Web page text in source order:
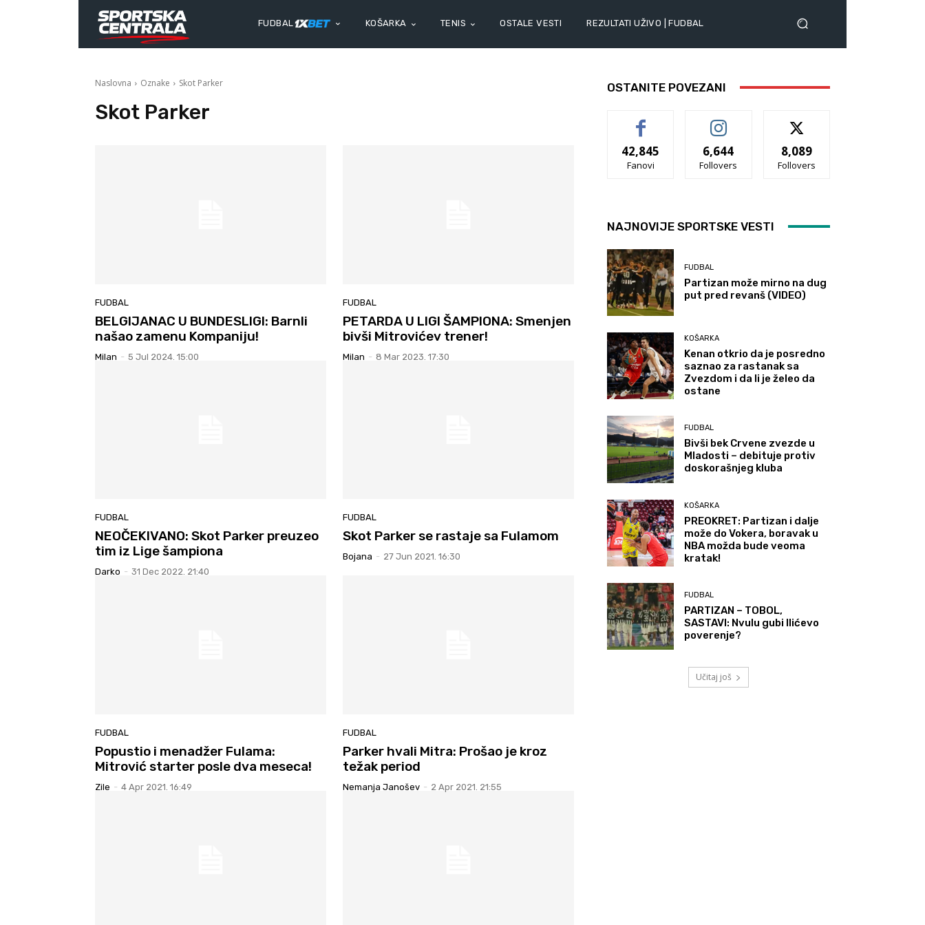
FUDBAL KOŠARKA TENIS OSTALE VESTI REZULTATI UŽIVO | FUDBAL
Naslovna Oznake Skot Parker
Skot Parker
FUDBAL
BELGIJANAC U BUNDESLIGI: Barnli
našao zamenu Kompaniju!
Milan - 5 Jul 2024. 15:00
FUDBAL
PETARDA U LIGI ŠAMPIONA: Smenjen
bivši Mitrovićev trener!
Milan - 8 Mar 2023. 17:30
FUDBAL
NEOČEKIVANO: Skot Parker preuzeo
tim iz Lige šampiona
Darko - 31 Dec 2022. 21:40
FUDBAL
Skot Parker se rastaje sa Fulamom
Bojana - 27 Jun 2021. 16:30
FUDBAL
Popustio i menadžer Fulama:
Mitrović starter posle dva meseca!
Zile - 4 Apr 2021. 16:49
FUDBAL
Parker hvali Mitra: Prošao je kroz
težak period
Nemanja Janošev - 2 Apr 2021. 21:55
OSTANITE POVEZANI
42,845
Fanovi
6,644
Follovers
8,089
Follovers
NAJNOVIJE SPORTSKE VESTI
FUDBAL
Partizan može mirno na dug
put pred revanš (VIDEO)
KOŠARKA
Kenan otkrio da je posredno
saznao za rastanak sa
Zvezdom i da li je želeo da
ostane
FUDBAL
Bivši bek Crvene zvezde u
Mladosti – debituje protiv
doskorašnjeg kluba
KOŠARKA
PREOKRET: Partizan i dalje
može do Vokera, boravak u
NBA možda bude veoma
kratak!
FUDBAL
PARTIZAN – TOBOL,
SASTAVI: Nvulu gubi Ilićevo
poverenje?
Učitaj još